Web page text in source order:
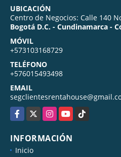
UBICACIÓN Y CONTACTO
UBICACIÓN
Centro de Negocios: Calle 140
Bogotá D.C. - Cundinamarca -
MÓVIL
+573103168729
TELÉFONO
+576015493498
EMAIL
INFORMACIÓN